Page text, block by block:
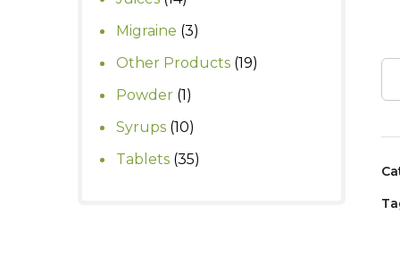
products
Migraine 33
products
Other Products 1919
Powder 11
product
Syrups 1010
products
Tablets 3535